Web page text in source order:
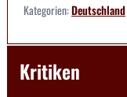
Kategorien:Deutschland
Kritiken